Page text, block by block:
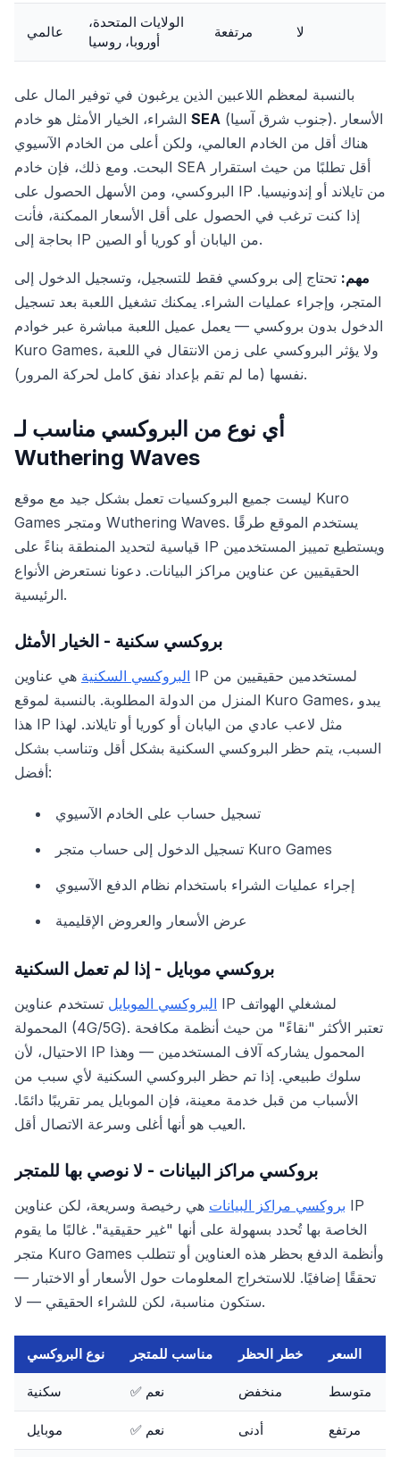
عالمي
الولايات المتحدة،
أوروبا، روسيا
مرتفعة لا
بالنسبة لمعظم اللاعبين الذين يرغبون في توفير المال على
SEA (جنوب شرق آسيا). الأسعار
هناك أقل من الخادم العالمي، ولكن أعلى من الخادم الآسيوي
البحت. ومع ذلك، فإن خادم SEA أقل تطلبًا من حيث استقرار
البروكسي، ومن الأسهل الحصول على IP من تايلاند أو إندونيسيا.
إذا كنت ترغب في الحصول على أقل الأسعار الممكنة، فأنت
بحاجة إلى IP من اليابان أو كوريا أو الصين.
مهم: تحتاج إلى بروكسي فقط للتسجيل، وتسجيل الدخول إلى
المتجر، وإجراء عمليات الشراء. يمكنك تشغيل اللعبة بعد تسجيل
الدخول بدون بروكسي — يعمل عميل اللعبة مباشرة عبر خوادم
Kuro Games، ولا يؤثر البروكسي على زمن الانتقال في اللعبة
نفسها (ما لم تقم بإعداد نفق كامل لحركة المرور).
أي نوع من البروكسي مناسب لـ
Wuthering Waves
ليست جميع البروكسيات تعمل بشكل جيد مع موقع Kuro
Games ومتجر Wuthering Waves. يستخدم الموقع طرقًا
قياسية لتحديد المنطقة بناءً على IP ويستطيع تمييز المستخدمين
الحقيقيين عن عناوين مراكز البيانات. دعونا نستعرض الأنواع
الرئيسية.
بروكسي سكنية - الخيار الأمثل
البروكسي السكنية هي عناوين IP لمستخدمين حقيقيين من
المنزل من الدولة المطلوبة. بالنسبة لموقع Kuro Games، يبدو
هذا IP مثل لاعب عادي من اليابان أو كوريا أو تايلاند. لهذا
السبب، يتم حظر البروكسي السكنية بشكل أقل وتناسب بشكل
أفضل:
تسجيل حساب على الخادم الآسيوي
تسجيل الدخول إلى حساب متجر Kuro Games
إجراء عمليات الشراء باستخدام نظام الدفع الآسيوي
عرض الأسعار والعروض الإقليمية
بروكسي موبايل - إذا لم تعمل السكنية
البروكسي الموبايل تستخدم عناوين IP لمشغلي الهواتف
المحمولة (4G/5G). تعتبر الأكثر "نقاءً" من حيث أنظمة مكافحة
الاحتيال، لأن IP المحمول يشاركه آلاف المستخدمين — وهذا
سلوك طبيعي. إذا تم حظر البروكسي السكنية لأي سبب من
الأسباب من قبل خدمة معينة، فإن الموبايل يمر تقريبًا دائمًا.
العيب هو أنها أغلى وسرعة الاتصال أقل.
بروكسي مراكز البيانات - لا نوصي بها للمتجر
بروكسي مراكز البيانات هي رخيصة وسريعة، لكن عناوين IP
الخاصة بها تُحدد بسهولة على أنها "غير حقيقية". غالبًا ما يقوم
متجر Kuro Games وأنظمة الدفع بحظر هذه العناوين أو تتطلب
تحققًا إضافيًا. للاستخراج المعلومات حول الأسعار أو الاختبار —
ستكون مناسبة، لكن للشراء الحقيقي — لا.
نوع البروكسي مناسب للمتجر خطر الحظر السعر
سكنية ✅ نعم منخفض متوسط
موبايل ✅ نعم أدنى مرتفع